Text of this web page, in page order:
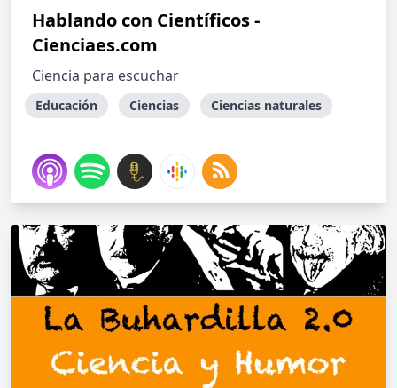
Hablando con Científicos -
Cienciaes.com
Ciencia para escuchar
Educación Ciencias Ciencias naturales